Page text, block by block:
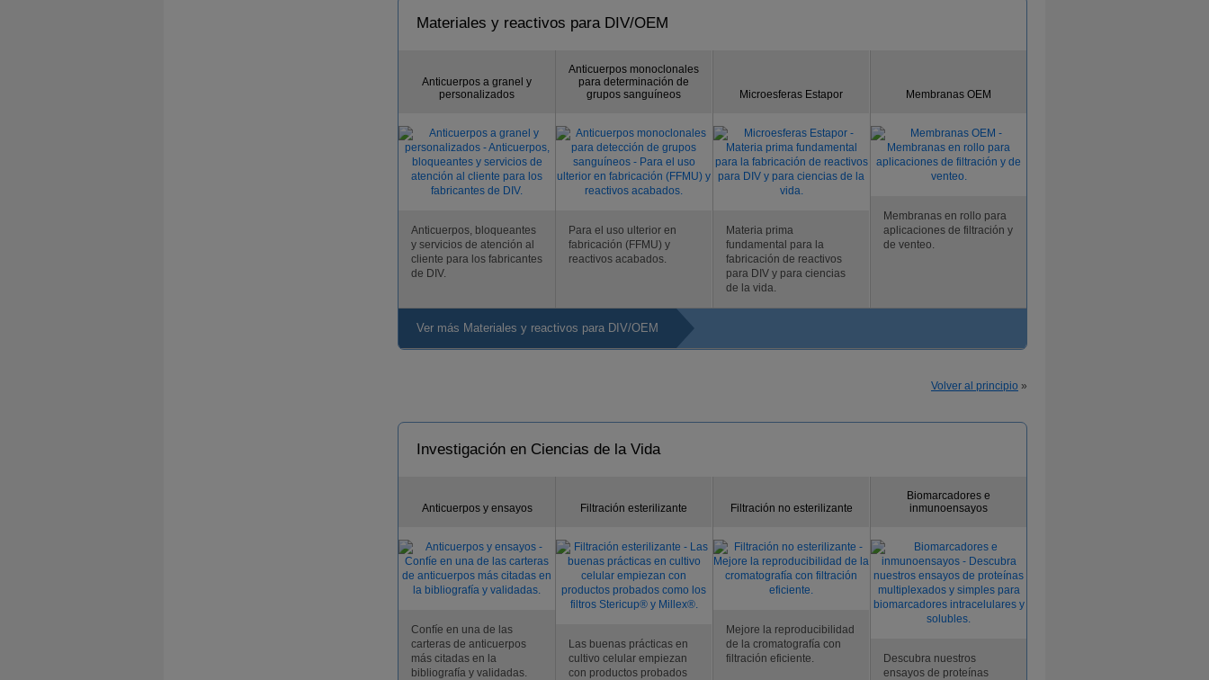
Materiales y reactivos para DIV/OEM
Anticuerpos a granel y
personalizados
Anticuerpos, bloqueantes
y servicios de atención al
cliente para los fabricantes
de DIV.
Anticuerpos monoclonales
para determinación de
grupos sanguíneos
Para el uso ulterior en
fabricación (FFMU) y
reactivos acabados.
Microesferas Estapor
Materia prima
fundamental para la
fabricación de reactivos
para DIV y para ciencias
de la vida.
Membranas OEM
Membranas en rollo para
aplicaciones de filtración y
de venteo.
Ver más Materiales y reactivos para DIV/OEM
Volver al principio »
Investigación en Ciencias de la Vida
Anticuerpos y ensayos
Confíe en una de las
carteras de anticuerpos
más citadas en la
bibliografía y validadas.
Filtración esterilizante
Las buenas prácticas en
cultivo celular empiezan
con productos probados
Filtración no esterilizante
Mejore la reproducibilidad
de la cromatografía con
filtración eficiente.
Biomarcadores e
inmunoensayos
Descubra nuestros
ensayos de proteínas